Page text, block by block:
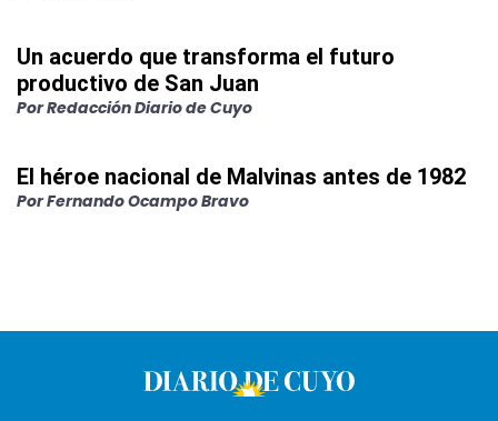
Un acuerdo que transforma el futuro
productivo de San Juan
PorRedacción Diario de Cuyo
El héroe nacional de Malvinas antes de 1982
PorFernando Ocampo Bravo